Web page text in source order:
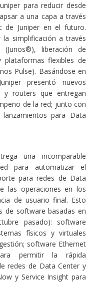
para reducir desde
a una capa a través
de Juniper en el futuro.
la simplificación a través
liberación de
flexibles de
Pulse). Basándose en
presentó nuevos
y routers que entregan
de la red; junto con
para Data
una incomparable
para automatizar el
para redes de Data
las operaciones en los
de usuario final. Esto
de software basadas en
pasado): software
físicos y virtuales
software Ethernet
permitir la rápida
redes de Data Center y
y Service Insight para